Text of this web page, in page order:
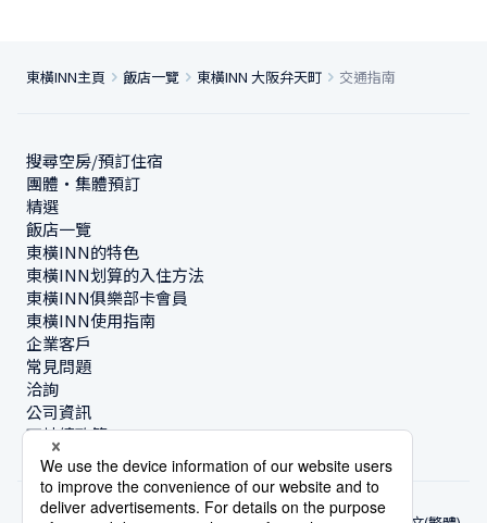
東橫INN主頁 飯店一覽 東橫INN 大阪弁天町 交通指南
搜尋空房/預訂住宿
團體・集體預訂
精選
飯店一覽
東橫INN的特色
東橫INN划算的入住方法
東橫INN俱樂部卡會員
東橫INN使用指南
企業客戶
常見問題
洽詢
公司資訊
可持續政策